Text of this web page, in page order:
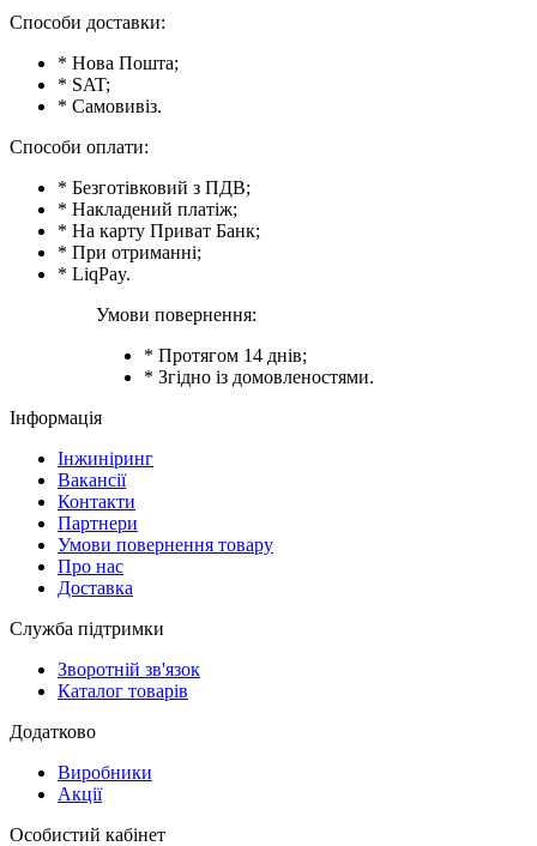
Способи доставки:
* Нова Пошта;
* SAT;
* Самовивіз.
Способи оплати:
* Безготівковий з ПДВ;
* Накладений платіж;
* На карту Приват Банк;
* При отриманні;
* LiqPay.
Умови повернення:
* Протягом 14 днів;
* Згідно із домовленостями.
Інформація
Інжиніринг
Вакансії
Контакти
Партнери
Умови повернення товару
Про нас
Доставка
Служба підтримки
Зворотній зв'язок
Каталог товарів
Додатково
Виробники
Акції
Особистий кабінет